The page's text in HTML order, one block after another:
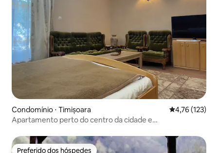
Condomínio ⋅ Timișoara 4,76 de uma
4,76 (123)
Apartamento perto do centro da cidade e
Preferido dos hóspedes